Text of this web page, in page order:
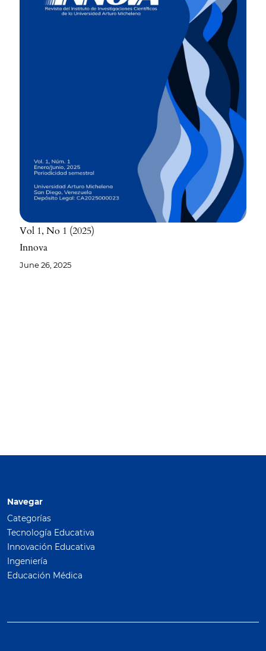
Vol 1 No 1 2025
Innova
June 26, 2025
Navegar
Categorías
Tecnología Educativa
Innovación Educativa
Ingeniería
Educación Médica